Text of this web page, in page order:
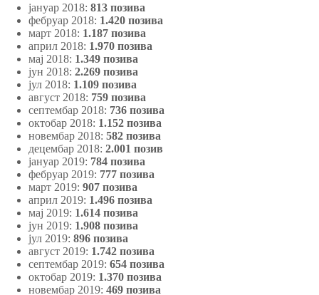
јануар 2018: 813 позива
фебруар 2018: 1.420 позива
март 2018: 1.187 позива
април 2018: 1.970 позива
мај 2018: 1.349 позива
јун 2018: 2.269 позива
јул 2018: 1.109 позива
август 2018: 759 позива
септембар 2018: 736 позива
октобар 2018: 1.152 позива
новембар 2018: 582 позива
децембар 2018: 2.001 позив
јануар 2019: 784 позива
фебруар 2019: 777 позива
март 2019: 907 позива
април 2019: 1.496 позива
мај 2019: 1.614 позива
јун 2019: 1.908 позива
јул 2019: 896 позива
август 2019: 1.742 позива
септембар 2019: 654 позива
октобар 2019: 1.370 позива
новембар 2019: 469 позива